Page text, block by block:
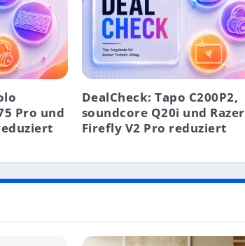
Pro und
DealCheck: Tapo C200P2,
soundcore Q20i und Razer
Firefly V2 Pro reduziert